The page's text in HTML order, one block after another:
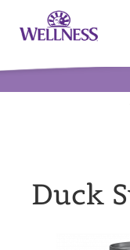
Duck